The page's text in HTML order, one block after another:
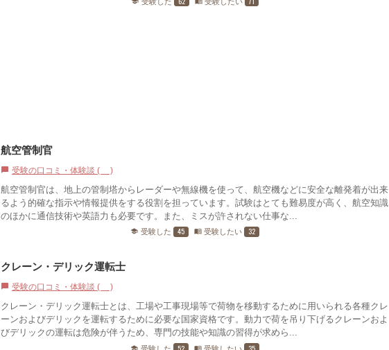
航空管制官
chat_bubble 受験の口コミ・体験談 (0)
航空管制官は、地上の管制塔からレーダーや無線機を使って、航空機などに安全な離発着が出来
るよう的確な指示や情報提供をする役割を担っています。試験はとても難易度が高く、航空知識
のほかに通信技術や英語力も必要です。また、ミスが許されない仕事な...
school 受験した 45 menu_book 受験したい 32
クレーン・デリック運転士
chat_bubble 受験の口コミ・体験談 (1)
クレーン・デリック運転士とは、工場や工事現場等で荷物を移動するために用いられる各種クレ
ーンおよびデリックを運転するために必要な国家資格です。動力で荷を吊り下げるクレーンおよ
びデリックの運転は危険が伴うため、専門の技能や知識の習得が求めら...
school menu_book